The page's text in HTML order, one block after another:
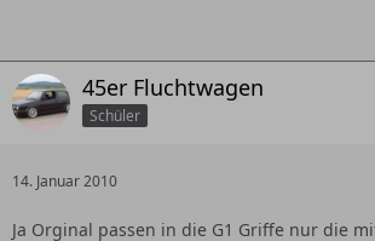
45er Fluchtwagen
Schüler
14. Januar 2010
Ja Orginal passen in die G1 Griffe nur die